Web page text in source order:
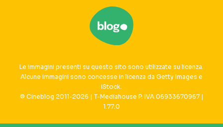
Le immagini presenti su questo sito sono utilizzate su licenza.
Alcune immagini sono concesse in licenza da Getty Images e
iStock.
© Cineblog 2011-2026 | T-Mediahouse P. IVA 06933670967 |
1.77.0